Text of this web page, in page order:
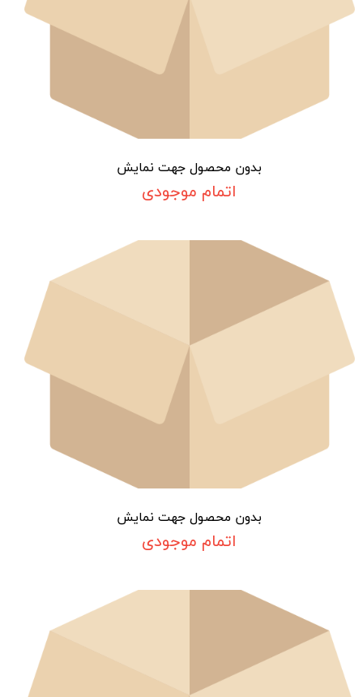
بدون محصول جهت نمایش
اتمام موجودی
بدون محصول جهت نمایش
اتمام موجودی